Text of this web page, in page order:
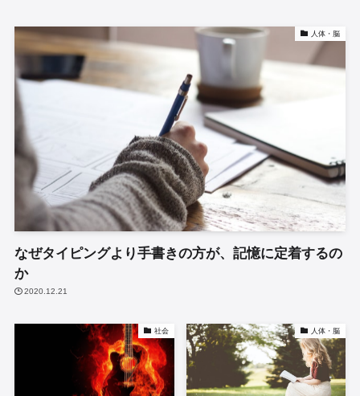
人体・脳
なぜタイピングより手書きの方が、記憶に定着するの
か
2020.12.21
社会 人体・脳